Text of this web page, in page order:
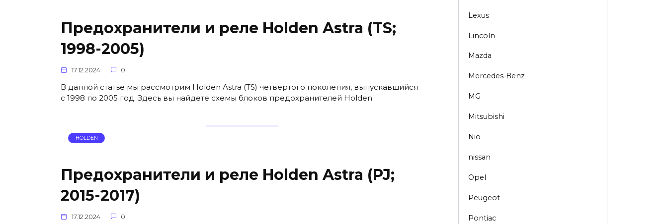
Предохранители и реле Holden Astra (TS;
1998-2005)
17.12.2024 0
В данной статье мы рассмотрим Holden Astra (TS) четвертого поколения, выпускавшийся
с 1998 по 2005 год. Здесь вы найдете схемы блоков предохранителей Holden
HOLDEN
Предохранители и реле Holden Astra (PJ;
2015-2017)
17.12.2024 0
Lexus
Lincoln
Mazda
Mercedes-Benz
MG
Mitsubishi
Nio
nissan
Opel
Peugeot
Pontiac